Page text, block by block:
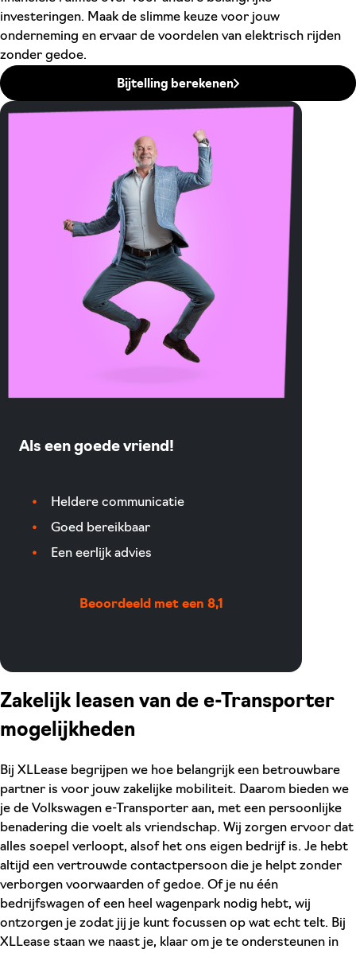
investeringen. Maak de slimme keuze voor jouw
onderneming en ervaar de voordelen van elektrisch rijden
zonder gedoe.
Bijtelling berekenen
Zakelijk leasen van de e-Transporter
mogelijkheden
Bij XLLease begrijpen we hoe belangrijk een betrouwbare
partner is voor jouw zakelijke mobiliteit. Daarom bieden we
je de Volkswagen e-Transporter aan, met een persoonlijke
benadering die voelt als vriendschap. Wij zorgen ervoor dat
alles soepel verloopt, alsof het ons eigen bedrijf is. Je hebt
altijd een vertrouwde contactpersoon die je helpt zonder
verborgen voorwaarden of gedoe. Of je nu één
bedrijfswagen of een heel wagenpark nodig hebt, wij
ontzorgen je zodat jij je kunt focussen op wat echt telt. Bij
XLLease staan we naast je, klaar om je te ondersteunen in
Als een goede vriend!
Heldere communicatie
Goed bereikbaar
Een eerlijk advies
Beoordeeld met een 8,1